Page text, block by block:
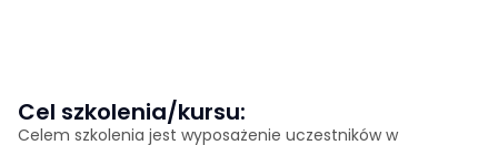
Cel szkolenia/kursu:
Celem szkolenia jest wyposażenie uczestników w